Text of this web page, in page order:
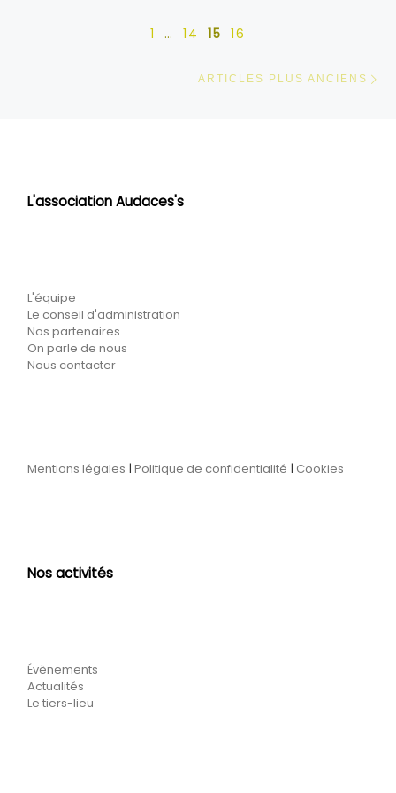
1 … 14 15 16
ARTICLES PLUS ANCIENS
L'association Audaces's
L'équipe
Le conseil d'administration
Nos partenaires
On parle de nous
Nous contacter
Mentions légales |Politique de confidentialité |Cookies
Nos activités
Évènements
Actualités
Le tiers-lieu